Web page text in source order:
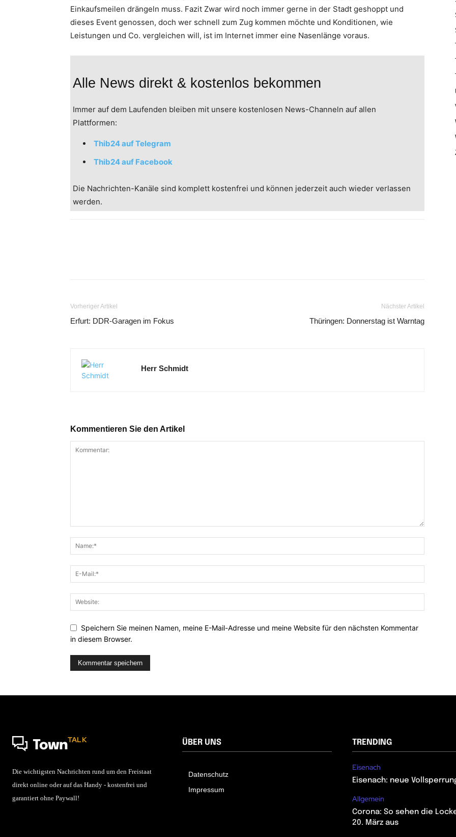
Einkaufsmeilen drängeln muss. Fazit Zwar wird noch immer gerne in der Stadt geshoppt und
dieses Event genossen, doch wer schnell zum Zug kommen möchte und Konditionen, wie
Leistungen und Co. vergleichen will, ist im Internet immer eine Nasenlänge voraus.
Alle News direkt & kostenlos bekommen
Immer auf dem Laufenden bleiben mit unsere kostenlosen News-Channeln auf allen
Plattformen:
Thib24 auf Telegram
Thib24 auf Facebook
Die Nachrichten-Kanäle sind komplett kostenfrei und können jederzeit auch wieder verlassen
werden.
Vorheriger Artikel
Erfurt: DDR-Garagen im Fokus
Nächster Artikel
Thüringen: Donnerstag ist Warntag
Herr Schmidt
Kommentieren Sie den Artikel
Speichern Sie meinen Namen, meine E-Mail-Adresse und meine Website für den nächsten Kommentar
in diesem Browser.
TownTALK
Die wichtigsten Nachrichten rund um den Freistaat
direkt online oder auf das Handy - kostenfrei und
garantiert ohne Paywall!
ÜBER UNS
Datenschutz
Impressum
TRENDING
Eisenach
Eisenach: neue
Allgemein
Corona: So sehen die
20. März aus